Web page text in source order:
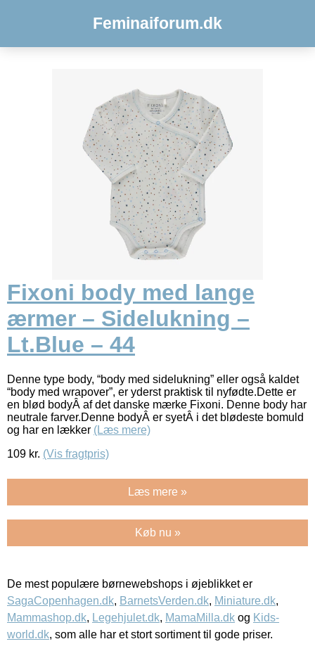
Feminaiforum.dk
Fixoni body med lange
ærmer – Sidelukning –
Lt.Blue – 44
Denne type body, “body med sidelukning” eller også kaldet
“body med wrapover”, er yderst praktisk til nyfødte.Dette er
en blød bodyÂ af det danske mærke Fixoni. Denne body har
neutrale farver.Denne bodyÂ er syetÂ i det blødeste bomuld
og har en lækker (Læs mere)
109 kr. (Vis fragtpris)
Læs mere »
Køb nu »
De mest populære børnewebshops i øjeblikket er
SagaCopenhagen.dk, BarnetsVerden.dk, Miniature.dk,
Mammashop.dk, Legehjulet.dk, MamaMilla.dk og Kids-
world.dk, som alle har et stort sortiment til gode priser.